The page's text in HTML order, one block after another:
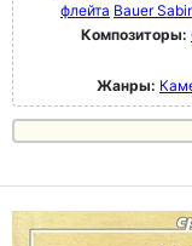
флейта Bauer
Композиторы:
Жанры: